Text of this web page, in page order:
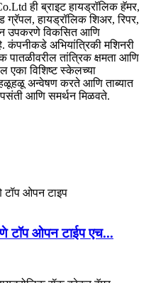
ही ब्राइट हायड्रॉलिक हॅमर,
हायड्रॉलिक शिअर, रिपर,
उपकरणे विकसित आणि
कंपनीकडे अभियांत्रिकी मशिनरी
पातळीवरील तांत्रिक क्षमता आणि
एका विशिष्ट स्केलच्या
अन्वेषण करते आणि ताब्यात
आणि समर्थन मिळवते.
टॉप ओपन टाईप एच...